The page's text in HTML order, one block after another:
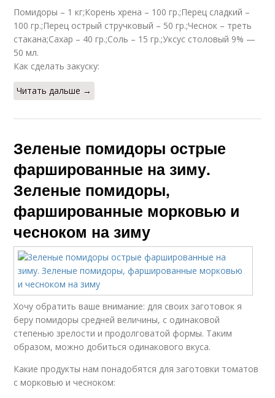
Помидоры – 1 кг;Корень хрена – 100 гр.;Перец сладкий –
100 гр.;Перец острый стручковый – 50 гр.;Чеснок – треть
стакана;Сахар – 40 гр.;Соль – 15 гр.;Уксус столовый 9% —
50 мл.
Как сделать закуску:
Читать дальше →
Зеленые помидоры острые
фаршированные на зиму.
Зеленые помидоры,
фаршированные морковью и
чесноком на зиму
Хочу обратить ваше внимание: для своих заготовок я
беру помидоры средней величины, с одинаковой
степенью зрелости и продолговатой формы. Таким
образом, можно добиться одинакового вкуса.
Какие продукты нам понадобятся для заготовки томатов
с морковью и чесноком: